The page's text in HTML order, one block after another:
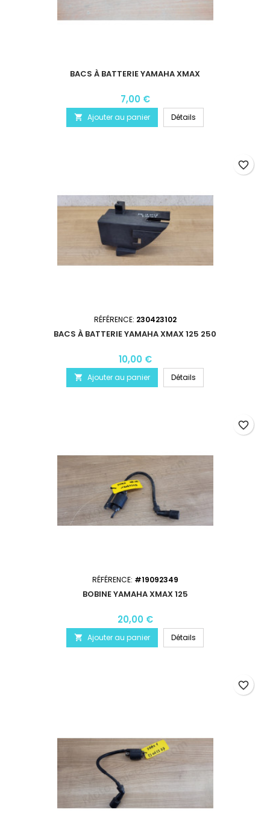
BACS À BATTERIE YAMAHA XMAX
7,00 €
 Ajouter au panier Détails
RÉFÉRENCE: 230423102
BACS À BATTERIE YAMAHA XMAX 125 250
10,00 €
 Ajouter au panier Détails
favorite_border
RÉFÉRENCE: #19092349
BOBINE YAMAHA XMAX 125
20,00 €
 Ajouter au panier Détails
favorite_border
favorite_border